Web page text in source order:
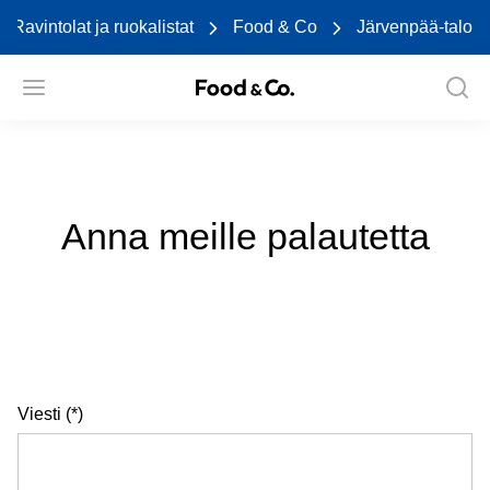
Ravintolat ja ruokalistat Food & Co Järvenpää-talo
Anna meille palautetta
Viesti